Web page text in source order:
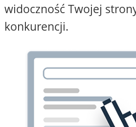
widoczność Twojej
konkurencji.